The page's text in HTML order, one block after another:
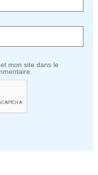
mon site dans le